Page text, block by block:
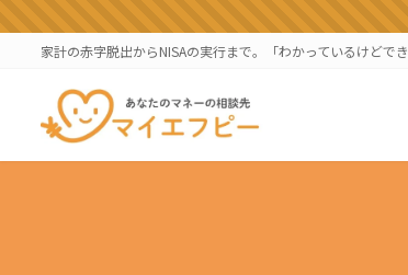
ン
ス
ビ
ン
家計の赤字脱出からNISAの実行まで。「わかっているけどで